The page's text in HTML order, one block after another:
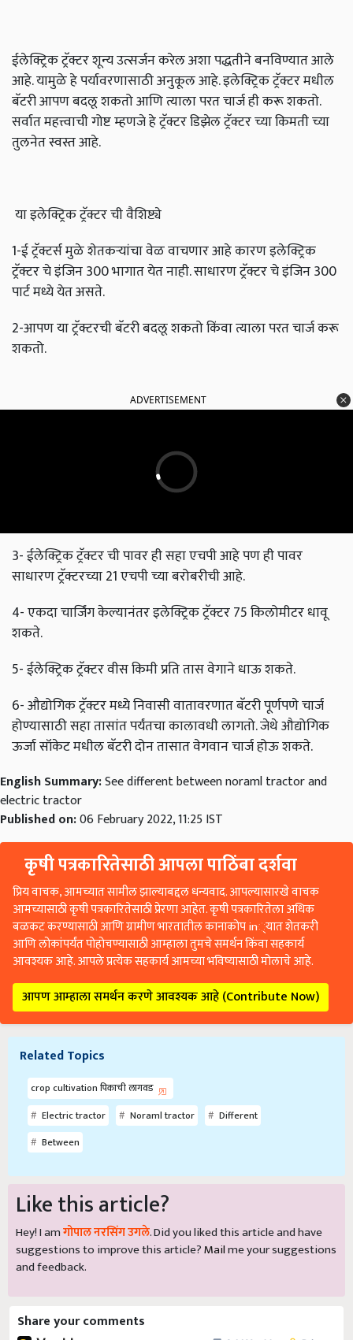
ईलेक्ट्रिक ट्रॅक्टर शून्य उत्सर्जन करेल अशा पद्धतीने बनविण्यात आले
आहे. यामुळे हे पर्यावरणासाठी अनुकूल आहे. इलेक्ट्रिक ट्रॅक्टर मधील
बॅटरी आपण बदलू शकतो आणि त्याला परत चार्ज ही करू शकतो.
सर्वात महत्त्वाची गोष्ट म्हणजे हे ट्रॅक्टर डिझेल ट्रॅक्टर च्या किमती च्या
तुलनेत स्वस्त आहे.
या इलेक्ट्रिक ट्रॅक्टर ची वैशिष्ट्ये
1-ई ट्रॅक्टर्स मुळे शेतकऱ्यांचा वेळ वाचणार आहे कारण इलेक्ट्रिक
ट्रॅक्टर चे इंजिन 300 भागात येत नाही. साधारण ट्रॅक्टर चे इंजिन 300
पार्ट मध्ये येत असते.
2-आपण या ट्रॅक्टरची बॅटरी बदलू शकतो किंवा त्याला परत चार्ज करू
शकतो.
3- ईलेक्ट्रिक ट्रॅक्टर ची पावर ही सहा एचपी आहे पण ही पावर
साधारण ट्रॅक्टरच्या 21 एचपी च्या बरोबरीची आहे.
शकते.
होण्यासाठी सहा तासांत पर्यंतचा कालावधी लागतो. जेथे औद्योगिक
ऊर्जा सॉकेट मधील बॅटरी दोन तासात वेगवान चार्ज होऊ शकते.
electric tractor
Published on:06 February 2022, 11:25 IST
कृषी पत्रकारितेसाठी आपला पाठिंबा दर्शवा
प्रिय वाचक, आमच्यात सामील झाल्याबद्दल धन्यवाद. आपल्यासारखे वाचक
आमच्यासाठी कृषी पत्रकारितेसाठी प्रेरणा आहेत. कृषी पत्रकारितेला अधिक
बळकट करण्यासाठी आणि ग्रामीण भारतातील कानाकोप in्यात शेतकरी
आणि लोकांपर्यंत पोहोचण्यासाठी आम्हाला तुमचे समर्थन किंवा सहकार्य
आवश्यक आहे. आपले प्रत्येक सहकार्य आमच्या भविष्यासाठी मोलाचे आहे.
आपण आम्हाला समर्थन करणे आवश्यक आहे (Contribute Now)
Electric tractor
Noraml tractor
Between
Like this article?
Hey! I amगोपाल नरसिंग उगले . Did you liked this article and have
suggestions to improve this article?Mailme your suggestions
and feedback.